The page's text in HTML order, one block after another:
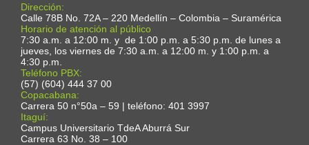
Dirección:
Calle 78B No. 72A – 220 Medellín – Colombia – Suramérica
Horario de atención al público
7:30 a.m. a 12:00 m. y de 1:00 p.m. a 5:30 p.m. de lunes a
jueves, los viernes de 7:30 a.m. a 12:00 m. y 1:00 p.m. a
4:30 p.m.
Teléfono PBX:
(57) (604) 444 37 00
Copacabana:
Carrera 50 n°50a – 59 | teléfono: 401 3997
Itaguí:
Campus Universitario TdeA Aburrá Sur
Carrera 63 No. 38 – 100